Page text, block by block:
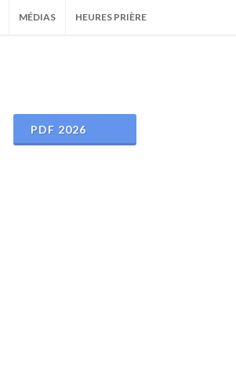
MÉDIAS HEURES PRIÈRE
PDF 2026